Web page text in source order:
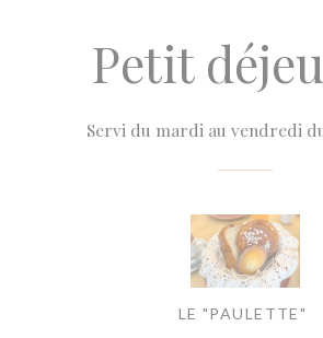
Petit
Servi du mardi au vendredi du
LE "PAULETTE"